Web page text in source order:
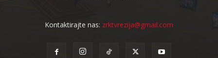
Kontaktirajte nas: zrktvrezija@gmail.com